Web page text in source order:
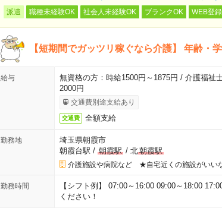
派遣 職種未経験OK 社会人未経験OK ブランクOK WEB登
【短期間でガッツリ稼ぐなら介護】 年齢・
給与
無資格の方：時給1500円～1875円 / 介護福祉
2000円
交通費別途支給あり
交通費 全額支給
勤務地
埼玉県朝霞市
朝霞台駅 / 朝霞駅/ 北朝霞駅
介護施設や病院など ★自宅近くの施設がいい
勤務時間
【シフト例】 07:00～16:00 09:00～18:00
ください！